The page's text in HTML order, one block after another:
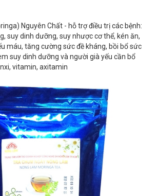
Nguyên Chất - hỗ trợ điều trị các bệnh:
suy dinh dưỡng, suy nhược cơ thể, kén ăn,
máu, tăng cường sức đề kháng, bồi bổ sức
suy dinh dưỡng và người già yếu cần bổ
vitamin, axitamin